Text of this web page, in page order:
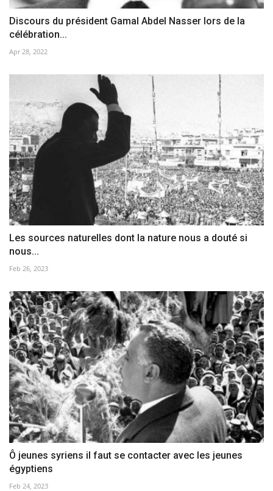
Discours du président Gamal Abdel Nasser lors de la
célébration...
Apr 28, 2022
Les sources naturelles dont la nature nous a douté si
nous...
Feb 26, 2023
Ô jeunes syriens il faut se contacter avec les jeunes
égyptiens
Feb 24, 2023